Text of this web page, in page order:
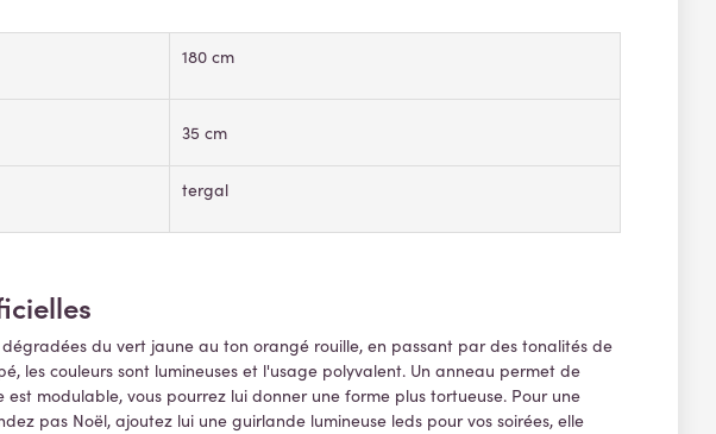
180 cm
35 cm
tergal
du vert jaune au ton orangé rouille, en passant par des tonalités de
les couleurs sont lumineuses et l'usage polyvalent. Un anneau permet de
modulable, vous pourrez lui donner une forme plus tortueuse. Pour une
pas Noël, ajoutez lui une guirlande lumineuse leds pour vos soirées, elle